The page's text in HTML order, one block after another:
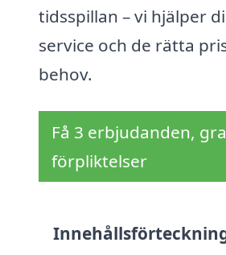
tidsspillan – vi hjälper
service och de rätta
behov.
Få 3 erbjudanden,
förpliktelser